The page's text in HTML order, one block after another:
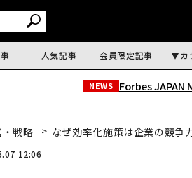
人気記事 会員限定記事 カ
NEWS Forbes JAPAN
戦略 なぜ効率化施策は企業の競争
12:06